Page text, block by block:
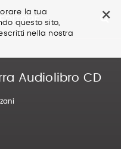
×
la tua
questo sito,
nella nostra
Audiolibro CD